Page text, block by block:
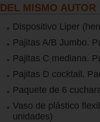
DEL MISMO AUTOR
Dispositivo Liper
Pajitas A/B Jumbo.
Pajitas C mediana.
Pajitas D cocktail.
Paquete de 6
Vaso de plástico
unidades)